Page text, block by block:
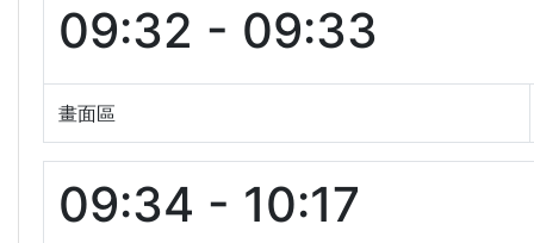
09:32 - 09:33
畫面區
09:34 - 10:17